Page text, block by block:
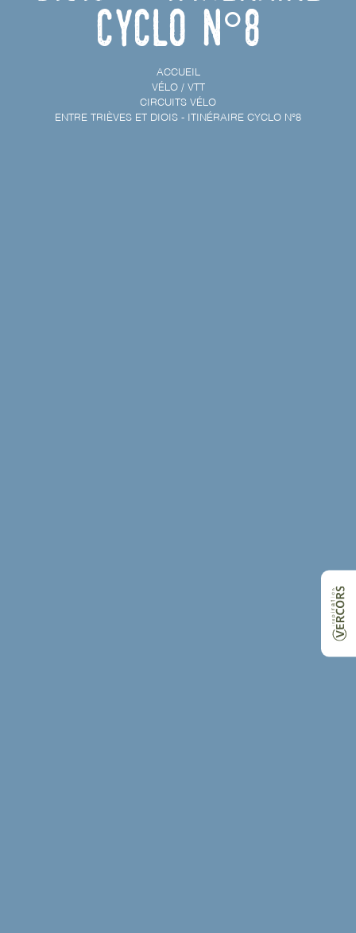
cyclo n°8
ACCUEIL
VÉLO / VTT
CIRCUITS VÉLO
ENTRE TRIÈVES ET DIOIS - ITINÉRAIRE CYCLO N°8